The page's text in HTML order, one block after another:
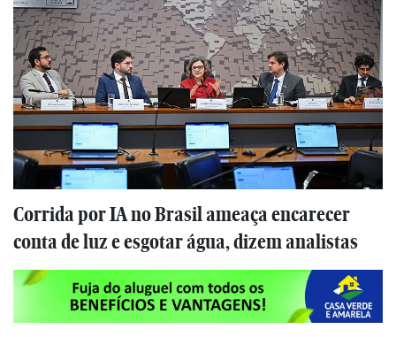
Corrida por IA no Brasil ameaça encarecer
conta de luz e esgotar água, dizem analistas